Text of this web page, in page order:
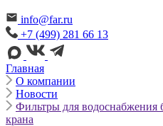
info@far.ru
+7 (499) 281 66 13
Главная
О компании
Новости
Фильтры для водоснабжения
крана